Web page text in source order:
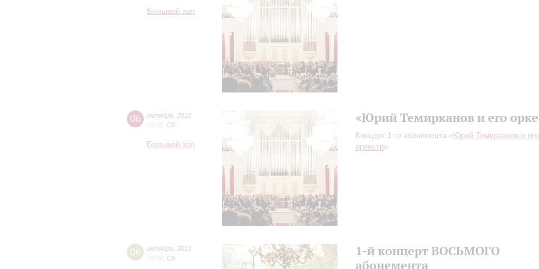
Большой зал
06 октября 2012
19:00 Сб
Большой зал
«Юрий Темирканов и его
Концерт 1-го абонемента « Юрий Темирканов и его
оркестр»
06 октября 2012
19:00 Сб
1-й концерт ВОСЬМОГО
абонемента